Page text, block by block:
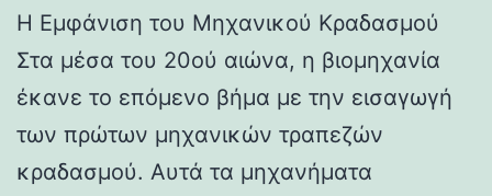
Η Εμφάνιση του Μηχανικού Κραδασμού
Στα μέσα του 20ού αιώνα, η βιομηχανία
έκανε το επόμενο βήμα με την εισαγωγή
των πρώτων μηχανικών τραπεζών
κραδασμού. Αυτά τα μηχανήματα